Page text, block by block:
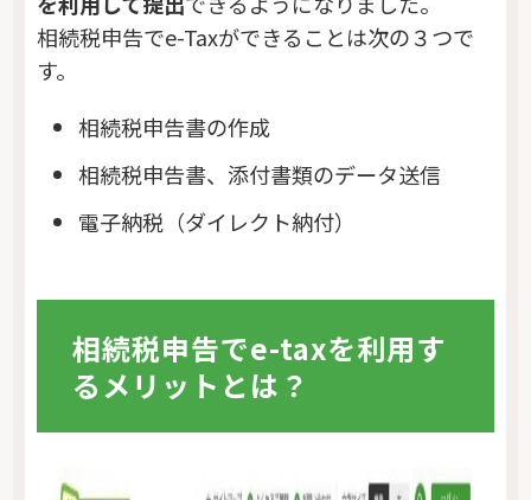
相続税申告でe-Taxができることは次の３つで
す。
相続税申告書の作成
相続税申告書、添付書類のデータ送信
電子納税（ダイレクト納付）
相続税申告でe-taxを利用す
るメリットとは？